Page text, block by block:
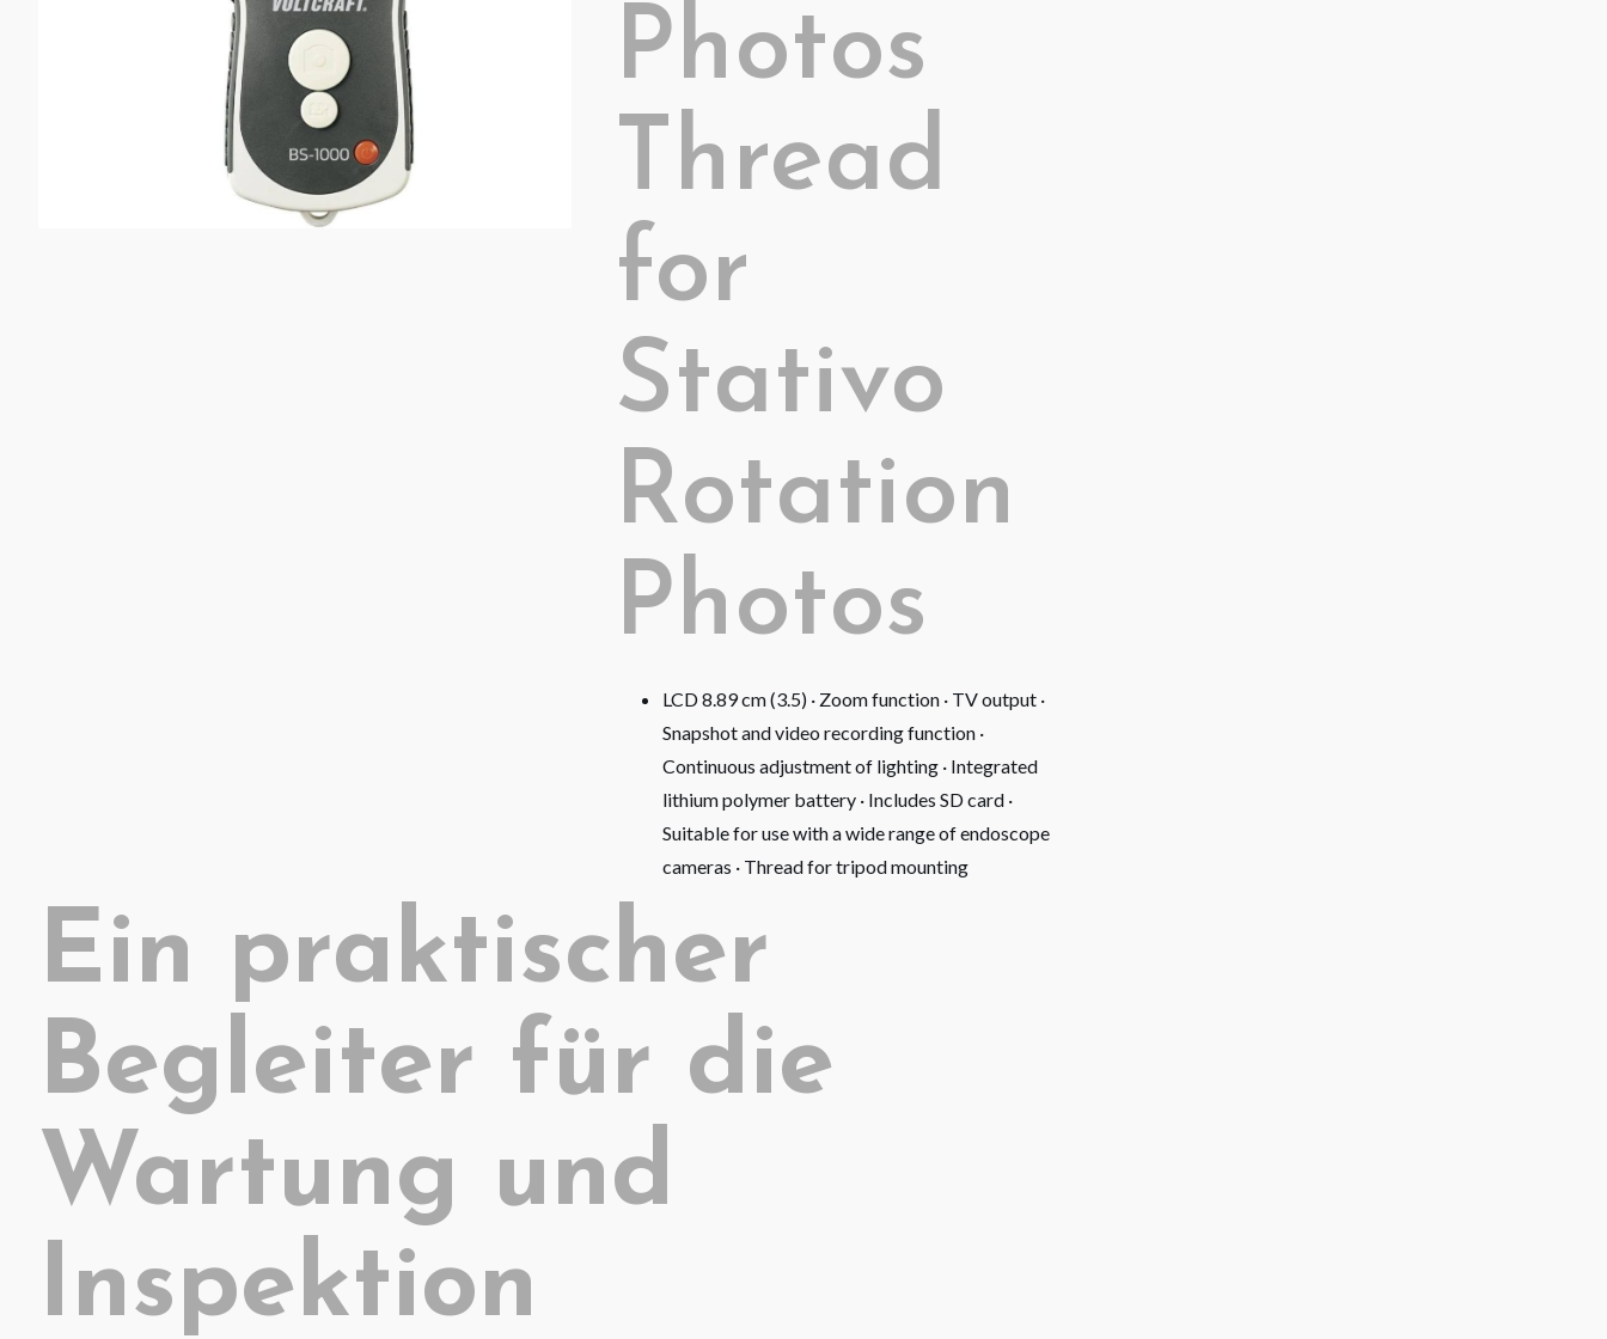
Photos
Thread
for
Stativo
Rotation
Photos
LCD 8.89 cm (3.5) · Zoom function · TV output ·
Snapshot and video recording function ·
Continuous adjustment of lighting · Integrated
lithium polymer battery · Includes SD card ·
Suitable for use with a wide range of endoscope
cameras · Thread for tripod mounting
Ein praktischer
Begleiter für die
Wartung und
Inspektion